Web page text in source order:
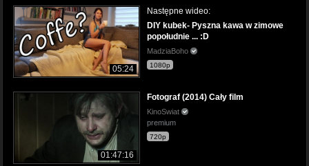
05:24
Następne wideo:
DIY kubek- Pyszna kawa w zimowe
popołudnie ... :D
MadziaBoho
1080p
01:47:16
Fotograf (2014) Cały film
KinoSwiat
premium
720p